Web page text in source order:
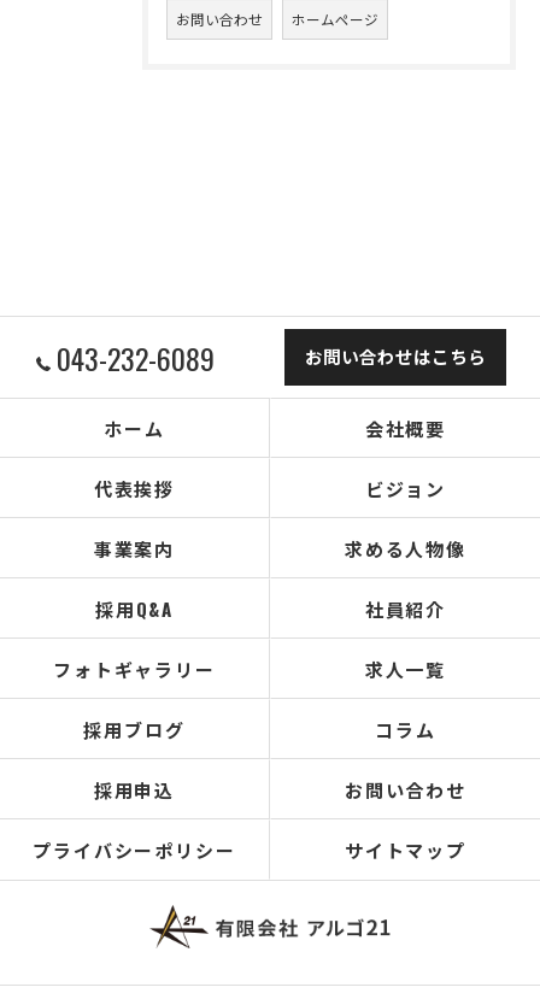
お問い合わせ ホームページ
043-232-6089 お問い合わせはこちら
ホーム 会社概要
代表挨拶 ビジョン
事業案内 求める人物像
採用Q&A 社員紹介
フォトギャラリー 求人一覧
採用ブログ コラム
採用申込 お問い合わせ
プライバシーポリシー サイトマップ